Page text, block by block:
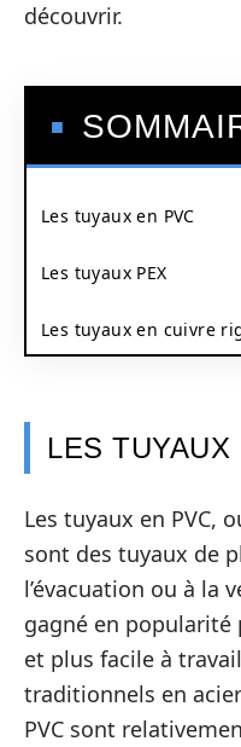
découvrir.
Les tuyaux en PVC
Les tuyaux PEX
Les tuyaux en cuivre
LES TUYAUX
Les tuyaux en PVC,
sont des tuyaux de
l’évacuation ou à la
gagné en popularité
et plus facile à
traditionnels en
PVC sont